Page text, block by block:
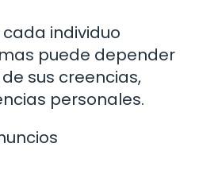
individuo
puede depender
sus creencias,
personales.